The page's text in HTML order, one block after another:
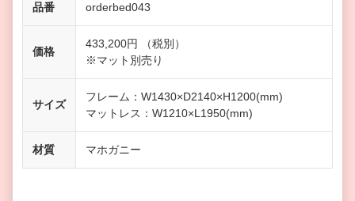
品番 orderbed043
価格
433,200円 （税別）
※マット別売り
サイズ
フレーム：W1430×D2140×H1200(mm)
マットレス：W1210×L1950(mm)
材質 マホガニー